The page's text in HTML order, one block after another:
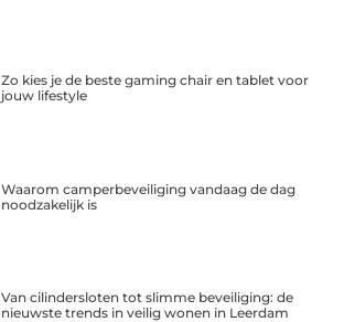
Zo kies je de beste gaming chair en tablet voor
jouw lifestyle
Waarom camperbeveiliging vandaag de dag
noodzakelijk is
Van cilindersloten tot slimme beveiliging: de
nieuwste trends in veilig wonen in Leerdam